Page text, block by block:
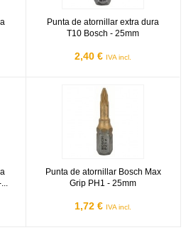
Punta de atornillar extra dura
T10 Bosch - 25mm
2,40 € IVA incl.
Plana LS 0,6x4,5mm Bosch - 25mm
Punta de atornillar Bosch Max
Grip PH1 - 25mm
1,72 € IVA incl.
Punta de atornillar Bosch Max